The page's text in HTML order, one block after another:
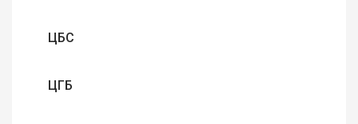
ЦБС
ЦГБ